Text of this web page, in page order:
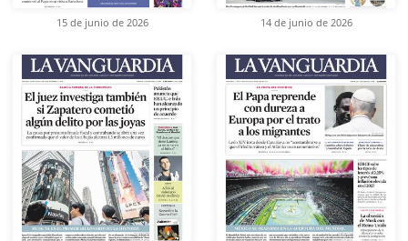
15 de junio de 2026 14 de junio de 2026